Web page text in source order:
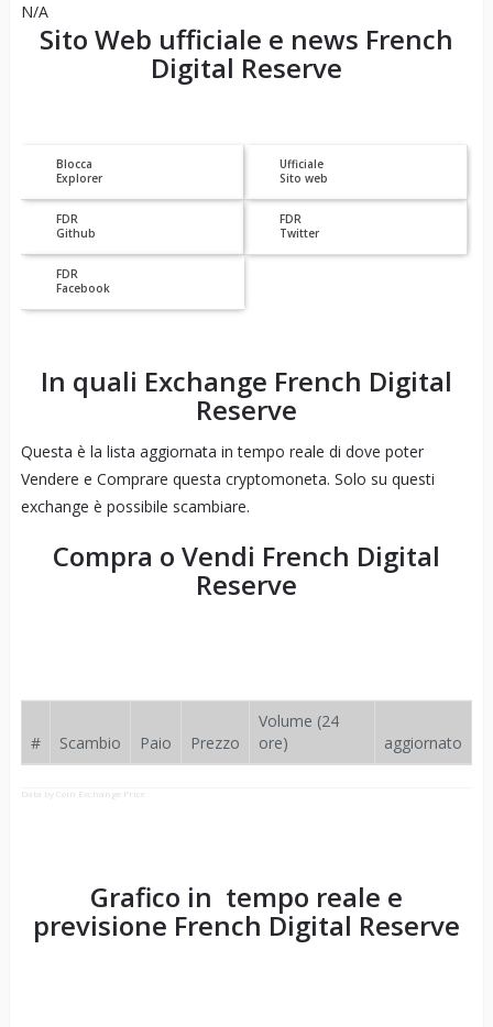
N/A
Sito Web ufficiale e news French
Digital Reserve
Blocca
Explorer
Ufficiale
Sito web
FDR
Github
FDR
Twitter
FDR
Facebook
In quali Exchange French Digital
Reserve
Questa è la lista aggiornata in tempo reale di dove poter
Vendere e Comprare questa cryptomoneta. Solo su questi
exchange è possibile scambiare.
Compra o Vendi French Digital
Reserve
# Scambio Paio Prezzo
Volume (24
ore)
aggiornato
Data by Coin Exchange Price
Grafico in tempo reale e
previsione French Digital Reserve